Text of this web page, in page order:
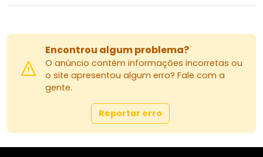
Encontrou algum problema?
O anúncio contém informações incorretas ou
o site apresentou algum erro? Fale com a
gente.
Reportar erro